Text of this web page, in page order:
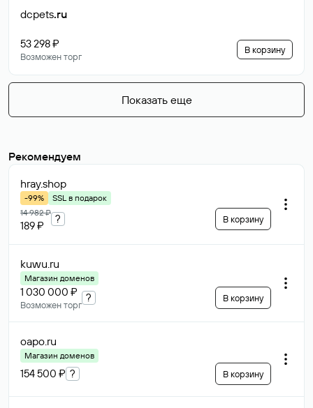
dcpets.ru
53 298 ₽
Возможен торг
В корзину
Показать еще
Рекомендуем
hray.shop
-99%
SSL в подарок
14 982 ₽
189 ₽
? В корзину
kuwu.ru
Магазин доменов
1 030 000 ₽
Возможен торг
? В корзину
oapo.ru
Магазин доменов
154 500 ₽ ? В корзину